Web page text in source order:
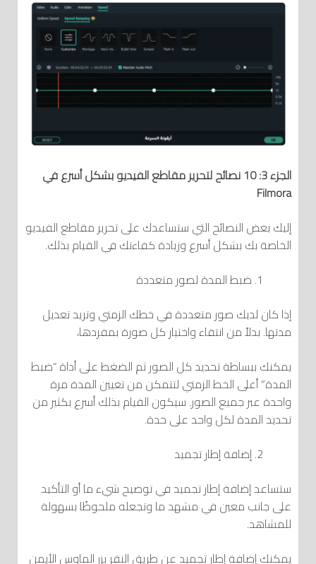
الجزء 3: 10 نصائح لتحرير مقاطع الفيديو بشكل أسرع في
Filmora
إليك بعض النصائح التي ستساعدك على تحرير مقاطع الفيديو
الخاصة بك بشكل أسرع وزيادة كفاءتك في القيام بذلك.
ضبط المدة لصور متعددة
إذا كان لديك صور متعددة في خطك الزمني وتريد تعديل
مدتها. بدلاً من انتقاء واختيار كل صورة بمفردها،
يمكنك ببساطة تحديد كل الصور ثم الضغط على أداة “ضبط
المدة” أعلى الخط الزمني لتتمكن من تعيين المدة مرة
واحدة عبر جميع الصور. سيكون القيام بذلك أسرع بكثير من
تحديد المدة لكل واحد على حدة.
إضافة إطار تجميد
ستساعد إضافة إطار تجميد في توضيح شيء ما أو التأكيد
على جانب معين في مشهد ما وتجعله ملحوظًا بسهولة
للمشاهد.
يمكنك إضافة إطار تجميد عن طريق النقر بزر الماوس الأيمن